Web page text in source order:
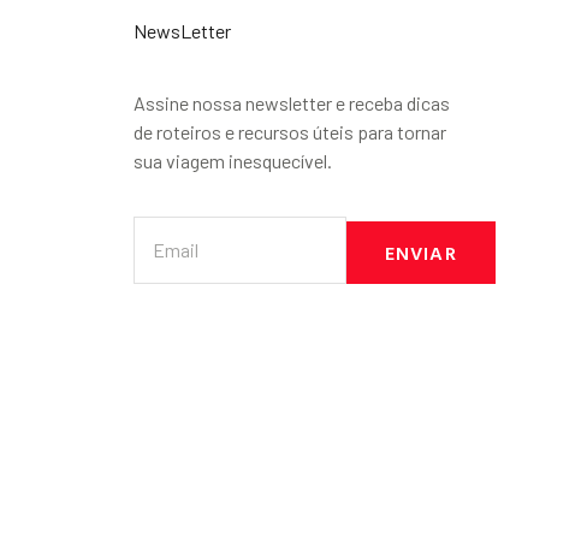
NewsLetter
Assine nossa newsletter e receba dicas
de roteiros e recursos úteis para tornar
sua viagem inesquecível.
ENVIAR